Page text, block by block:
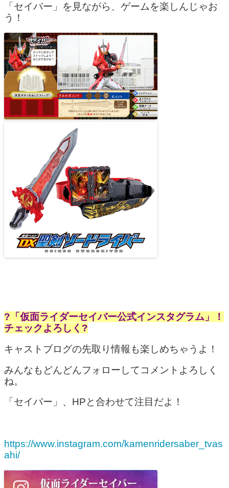
「セイバー」を見ながら、ゲームを楽しんじゃお
う！
?「仮面ライダーセイバー公式インスタグラム」！
チェックよろしく?
キャストブログの先取り情報も楽しめちゃうよ！
みんなもどんどんフォローしてコメントよろしく
ね。
「セイバー」、HPと合わせて注目だよ！
https://www.instagram.com/kamenridersaber_tvas
ahi/